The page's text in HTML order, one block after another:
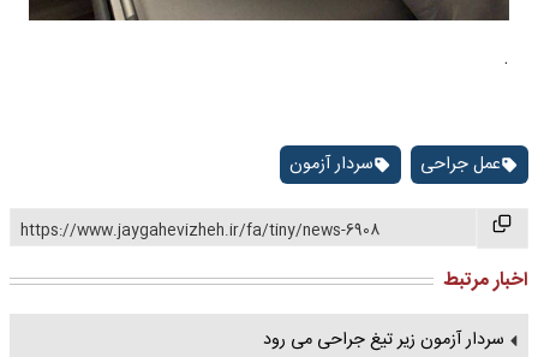
.
عمل جراحی سردار آزمون
https://www.jaygahevizheh.ir/fa/tiny/news-6908
اخبار مرتبط
سردار آزمون زیر تیغ جراحی می رود